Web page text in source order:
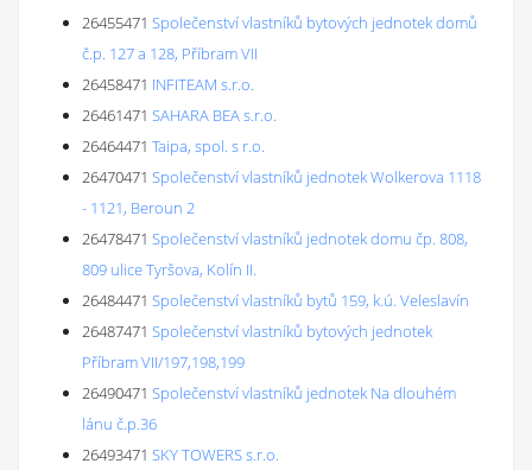
26455471 Společenství vlastníků bytových jednotek domů
č.p. 127 a 128, Příbram VII
26458471 INFITEAM s.r.o.
26461471 SAHARA BEA s.r.o.
26464471 Taipa, spol. s r.o.
26470471 Společenství vlastníků jednotek Wolkerova 1118
- 1121, Beroun 2
26478471 Společenství vlastníků jednotek domu čp. 808,
809 ulice Tyršova, Kolín II.
26484471 Společenství vlastníků bytů 159, k.ú. Veleslavín
26487471 Společenství vlastníků bytových jednotek
Příbram VII/197,198,199
26490471 Společenství vlastníků jednotek Na dlouhém
lánu č.p.36
26493471 SKY TOWERS s.r.o.